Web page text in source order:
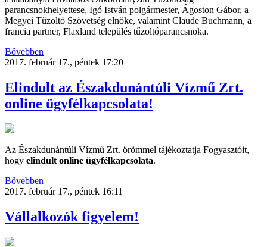
parancsnokhelyettese, Igó István polgármester, Ágoston Gábor, a
Megyei Tűzoltó Szövetség elnöke, valamint Claude Buchmann, a
francia partner, Flaxland település tűzoltóparancsnoka.
Bővebben
2017. február 17., péntek 17:20
Elindult az Északdunántúli Vízmű Zrt.
online ügyfélkapcsolata!
Az Északdunántúli Vízmű Zrt. örömmel tájékoztatja Fogyasztóit,
hogy elindult online ügyfélkapcsolata.
Bővebben
2017. február 17., péntek 16:11
Vállalkozók figyelem!